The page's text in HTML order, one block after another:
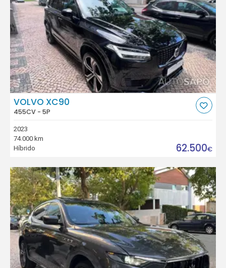
VOLVO XC90
455CV - 5P
2023
74.000 km
Híbrido
62.500€